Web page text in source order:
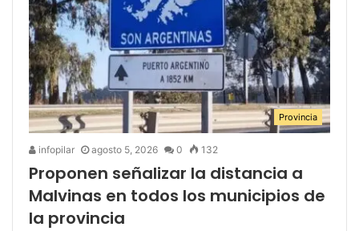
Provincia
infopilar agosto 5, 2026 0 132
Proponen señalizar la distancia a
Malvinas en todos los municipios de
la provincia